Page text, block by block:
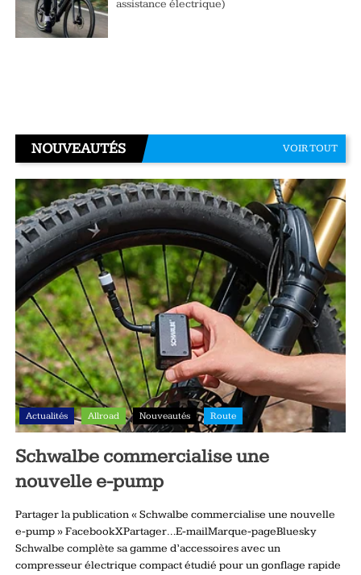
assistance électrique)
NOUVEAUTÉS VOIR TOUT
Actualités Allroad Nouveautés Route
Schwalbe commercialise une
nouvelle e-pump
Partager la publication « Schwalbe commercialise une nouvelle
e-pump » FacebookXPartager…E-mailMarque-pageBluesky
Schwalbe complète sa gamme d’accessoires avec un
compresseur électrique compact étudié pour un gonflage rapide